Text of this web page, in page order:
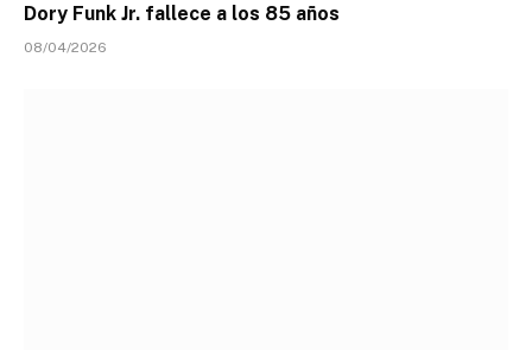
Dory Funk Jr. fallece a los 85 años
08/04/2026